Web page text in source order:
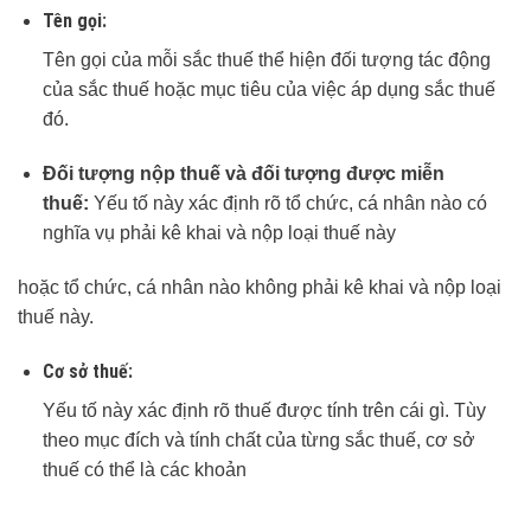
Tên gọi:
Tên gọi của mỗi sắc thuế thể hiện đối tượng tác động
của sắc thuế hoặc mục tiêu của việc áp dụng sắc thuế
đó.
Đối tượng nộp thuế và đối tượng được miễn
thuế: Yếu tố này xác định rõ tổ chức, cá nhân nào có
nghĩa vụ phải kê khai và nộp loại thuế này
hoặc tổ chức, cá nhân nào không phải kê khai và nộp loại
thuế này.
Cơ sở thuế:
Yếu tố này xác định rõ thuế được tính trên cái gì. Tùy
theo mục đích và tính chất của từng sắc thuế, cơ sở
thuế có thể là các khoản